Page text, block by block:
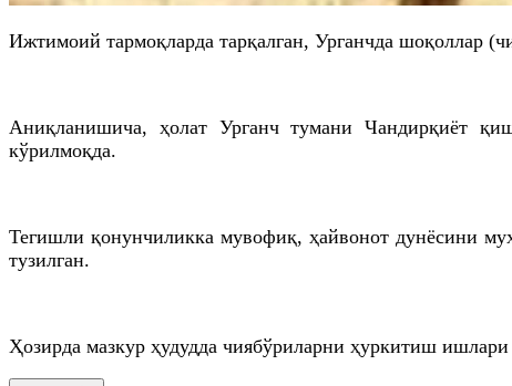
Ижтимоий тармоқларда тарқалган, Урганчда шоқоллар
Аниқланишича, ҳолат Урганч тумани Чандирқиёт
кўрилмоқда.
Тегишли қонунчиликка мувофиқ, ҳайвонот дунёсини
тузилган.
Ҳозирда мазкур ҳудудда чиябўриларни ҳуркитиш